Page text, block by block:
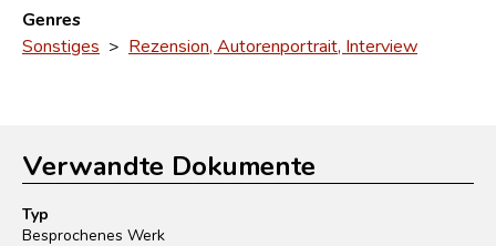
Genres
Sonstiges > Rezension, Autorenportrait, Interview
Verwandte Dokumente
Typ
Besprochenes Werk